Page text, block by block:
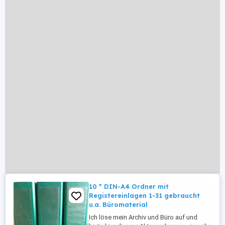
10 * DIN-A4 Ordner mit
Registereinlagen 1-31 gebraucht
u.a. Büromaterial
Ich löse mein Archiv und Büro auf und